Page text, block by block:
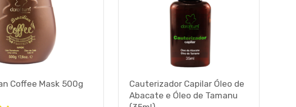
Coffee Mask 500g
Cauterizador Capilar Óleo de
Abacate e Óleo de Tamanu